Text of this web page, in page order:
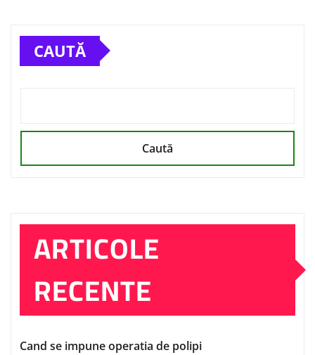
CAUTĂ
Caută
ARTICOLE
RECENTE
Cand se impune operatia de polipi